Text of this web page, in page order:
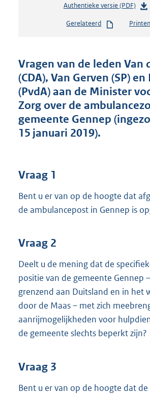
Authentieke versie (PDF)b
s
d
s
g
r
o
K
b
Gerelateerd Printen
Vragen van de leden Van
(CDA), Van Gerven (SP)
(PvdA) aan de Minister
Zorg over de
gemeente Gennep
15 januari 2019).
Vraag 1
Bent u er van op de hoogte dat
de ambulancepost in Gennep is
Vraag 2
Deelt u de mening dat de
positie van de gemeente Gennep
grenzend aan Duitsland en in het
door de Maas – met zich
aanrijmogelijkheden voor
de gemeente slechts beperkt zijn?
Vraag 3
Bent u er van op de hoogte dat